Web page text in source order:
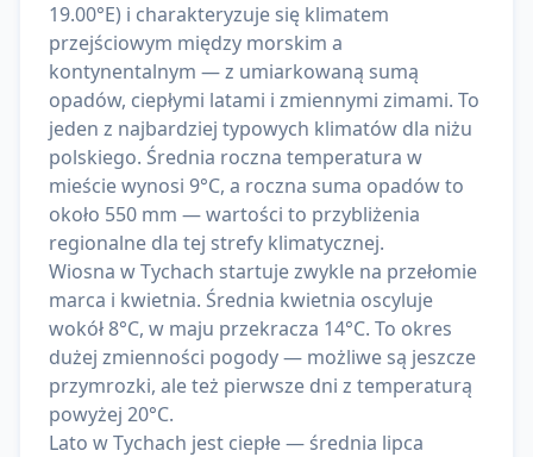
19.00°E) i charakteryzuje się klimatem
przejściowym między morskim a
kontynentalnym — z umiarkowaną sumą
opadów, ciepłymi latami i zmiennymi zimami. To
jeden z najbardziej typowych klimatów dla niżu
polskiego. Średnia roczna temperatura w
mieście wynosi 9°C, a roczna suma opadów to
około 550 mm — wartości to przybliżenia
regionalne dla tej strefy klimatycznej.
Wiosna w Tychach startuje zwykle na przełomie
marca i kwietnia. Średnia kwietnia oscyluje
wokół 8°C, w maju przekracza 14°C. To okres
dużej zmienności pogody — możliwe są jeszcze
przymrozki, ale też pierwsze dni z temperaturą
powyżej 20°C.
Lato w Tychach jest ciepłe — średnia lipca